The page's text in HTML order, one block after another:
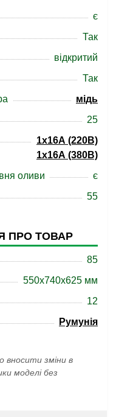
є
Так
відкритий
Так
мідь
25
1x16А (220В)
1x16А (380B)
оливи
є
55
ПРО ТОВАР
85
550x740x625 мм
12
Румунія
вносити зміни в
моделі без